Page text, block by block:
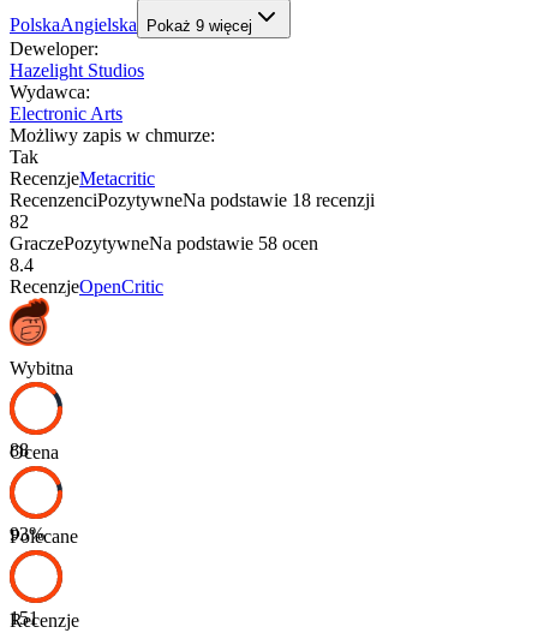
PolskaAngielska Pokaż 9 więcej
Deweloper:
Hazelight Studios
Wydawca:
Electronic Arts
Możliwy zapis w chmurze:
Tak
RecenzjeMetacritic
RecenzenciPozytywneNa podstawie 18 recenzji
82
GraczePozytywneNa podstawie 58 ocen
8.4
RecenzjeOpenCritic
Wybitna
88
Ocena
93%
Polecane
151
Recenzje